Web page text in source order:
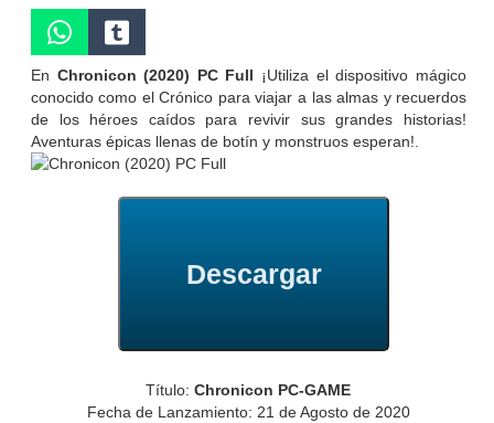
En Chronicon (2020) PC Full ¡Utiliza el dispositivo mágico
conocido como el Crónico para viajar a las almas y recuerdos
de los héroes caídos para revivir sus grandes historias!
Aventuras épicas llenas de botín y monstruos esperan!.
Descargar
Título: Chronicon PC-GAME
Fecha de Lanzamiento: 21 de Agosto de 2020